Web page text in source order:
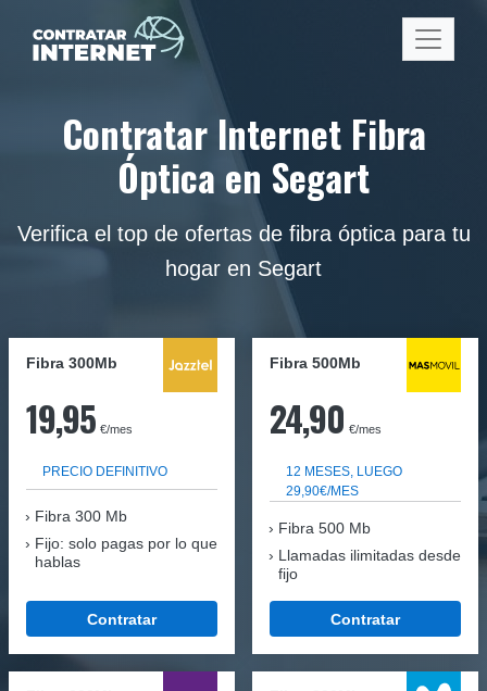
Contratar Internet Fibra
Óptica en Segart
Verifica el top de ofertas de fibra óptica para tu
hogar en Segart
Fibra 300Mb
19,95 €/mes
PRECIO DEFINITIVO
Fibra 300 Mb
Fijo: solo pagas por lo que
hablas
Contratar
Fibra 500Mb
24,90 €/mes
12 MESES, LUEGO
29,90€/MES
Fibra 500 Mb
Llamadas ilimitadas desde
fijo
Contratar